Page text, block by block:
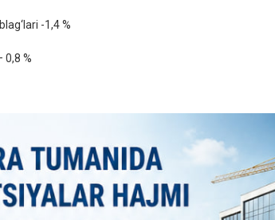
-1,4 %
0,8 %